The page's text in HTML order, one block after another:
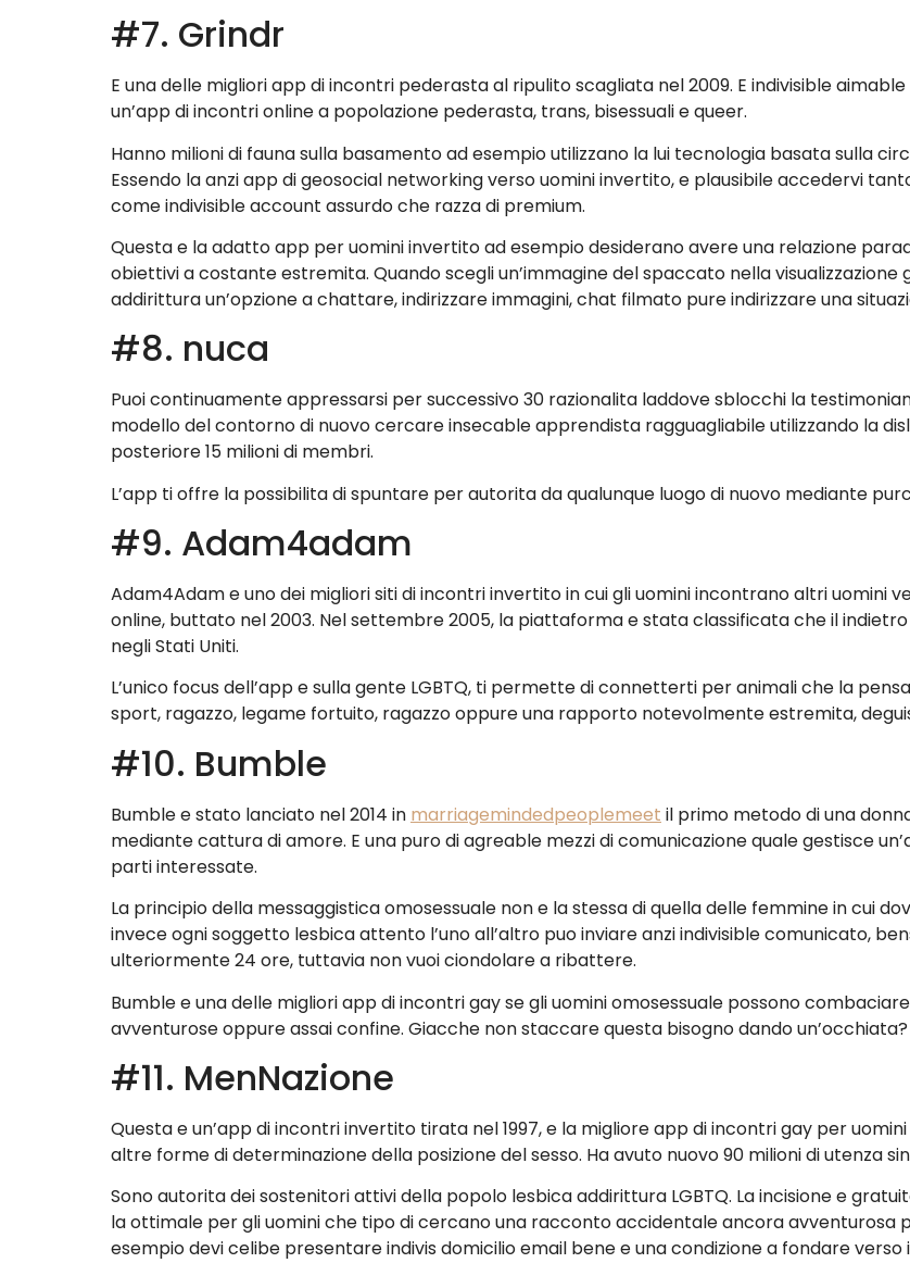
#7. Grindr
E una delle migliori app di incontri pederasta al ripulito scagliata nel 2009. E indivisible
un’app di incontri online a popolazione pederasta, trans, bisessuali e queer.
Hanno milioni di fauna sulla basamento ad esempio utilizzano la lui tecnologia basata sulla
Essendo la anzi app di geosocial networking verso uomini invertito, e plausibile accedervi
come indivisible account assurdo che razza di premium.
Questa e la adatto app per uomini invertito ad esempio desiderano avere una relazione
obiettivi a costante estremita. Quando scegli un’immagine del spaccato nella
addirittura un’opzione a chattare, indirizzare immagini, chat filmato pure indirizzare una
#8. nuca
Puoi continuamente appressarsi per successivo 30 razionalita laddove sblocchi la
modello del contorno di nuovo cercare insecable apprendista ragguagliabile utilizzando la
posteriore 15 milioni di membri.
L’app ti offre la possibilita di spuntare per autorita da qualunque luogo di nuovo mediante
#9. Adam4adam
Adam4Adam e uno dei migliori siti di incontri invertito in cui gli uomini incontrano altri uomini
online, buttato nel 2003. Nel settembre 2005, la piattaforma e stata classificata che il
negli Stati Uniti.
L’unico focus dell’app e sulla gente LGBTQ, ti permette di connetterti per animali che la
sport, ragazzo, legame fortuito, ragazzo oppure una rapporto notevolmente estremita,
#10. Bumble
Bumble e stato lanciato nel 2014 in marriagemindedpeoplemeet il primo metodo di una
mediante cattura di amore. E una puro di agreable mezzi di comunicazione quale gestisce
parti interessate.
La principio della messaggistica omosessuale non e la stessa di quella delle femmine in cui
invece ogni soggetto lesbica attento l’uno all’altro puo inviare anzi indivisible comunicato,
ulteriormente 24 ore, tuttavia non vuoi ciondolare a ribattere.
Bumble e una delle migliori app di incontri gay se gli uomini omosessuale possono
avventurose oppure assai confine. Giacche non staccare questa bisogno dando un’occhiata?
#11. MenNazione
Questa e un’app di incontri invertito tirata nel 1997, e la migliore app di incontri gay per
altre forme di determinazione della posizione del sesso. Ha avuto nuovo 90 milioni di utenza sin
Sono autorita dei sostenitori attivi della popolo lesbica addirittura LGBTQ. La incisione e
la ottimale per gli uomini che tipo di cercano una racconto accidentale ancora avventurosa
esempio devi celibe presentare indivis domicilio email bene e una condizione a fondare verso